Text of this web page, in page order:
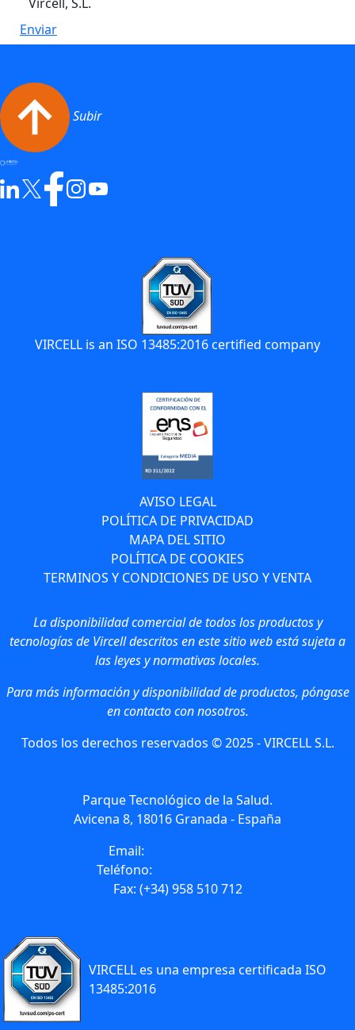
Enviar
Subir
VIRCELL is an ISO 13485:2016 certified company
AVISO LEGAL
POLÍTICA DE PRIVACIDAD
MAPA DEL SITIO
POLÍTICA DE COOKIES
TERMINOS Y CONDICIONES DE USO Y VENTA
La disponibilidad comercial de todos los productos y
tecnologías de Vircell descritos en este sitio web está sujeta a
las leyes y normativas locales.
Para más información y disponibilidad de productos, póngase
en contacto con nosotros.
Todos los derechos reservados © 2025 - VIRCELL S.L.
Parque Tecnológico de la Salud.
Avicena 8, 18016 Granada - España
Email:
Teléfono:
Fax: (+34) 958 510 712
VIRCELL es una empresa certificada ISO
13485:2016